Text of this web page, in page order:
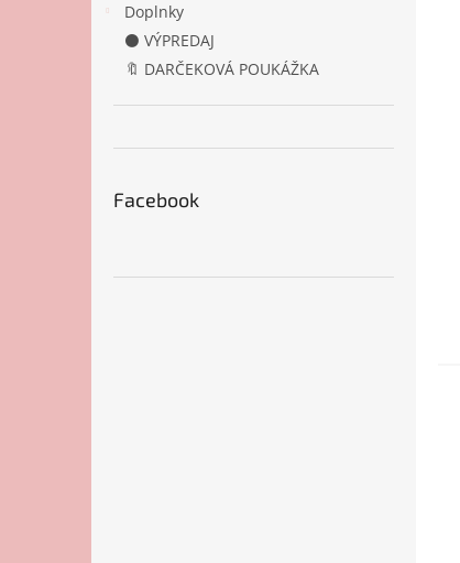
Doplnky
⚫ VÝPREDAJ
🔖 DARČEKOVÁ POUKÁŽKA
Facebook